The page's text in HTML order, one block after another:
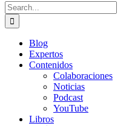
Search
for:
Blog
Expertos
Contenidos
Colaboraciones
Noticias
Podcast
YouTube
Libros